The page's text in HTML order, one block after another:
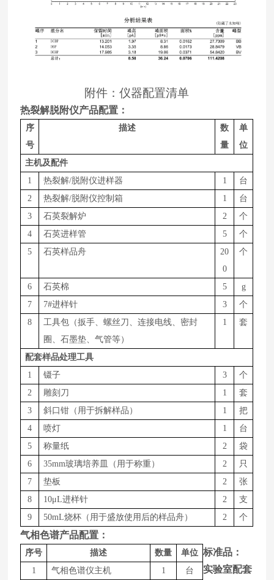
附件：仪器配置清单
热裂解脱附仪产品配置：
序
号
描述
数
量
单
位
主机及配件
1
热裂解/脱附仪进样器 1
台
2
热裂解/脱附仪控制箱 1
台
3
石英裂解炉 2
个
4
石英进样管 5
个
5
石英样品舟
20
0
个
6 石英棉 5
g
7
7#进样针 3
个
8
工具包（扳手、螺丝刀、连接电线、密封
圈、石墨垫、气管等）
1 套
配套样品处理工具
1
镊子 3
个
2
雕刻刀 1
套
3
斜口钳（用于拆解样品） 1
把
4
喷灯 1
台
5
称量纸 2
袋
6
35mm玻璃培养皿（用于称重） 2
只
7
垫板 2
张
8
10μL进样针 2
支
9
50mL烧杯（用于盛放使用后的样品舟） 2 个
气相色谱产品配置：
序号 描述 数量
单位
1
气相色谱仪主机 1
台
标准品：
实验室配套